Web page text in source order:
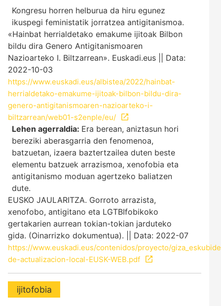
Kongresu horren helburua da hiru egunez
ikuspegi feministatik jorratzea antigitanismoa.
«Hainbat herrialdetako emakume ijitoak Bilbon
bildu dira Genero Antigitanismoaren
Nazioarteko I. Biltzarrean». Euskadi.eus || Data:
2022-10-03
https://www.euskadi.eus/albistea/2022/hainbat-
herrialdetako-emakume-ijitoak-bilbon-bildu-dira-
genero-antigitanismoaren-nazioarteko-i-
biltzarrean/web01-s2enple/eu/
Lehen agerraldia: Era berean, aniztasun hori
bereziki aberasgarria den fenomenoa,
batzuetan, izaera baztertzailea duten beste
elementu batzuek arrazismoa, xenofobia eta
antigitanismo moduan agertzeko baliatzen
dute.
EUSKO JAULARITZA. Gorroto arrazista,
xenofobo, antigitano eta LGTBIfobikoko
gertakarien aurrean tokian-tokian jarduteko
gida. (Oinarrizko dokumentua). || Data: 2022-07
https://www.euskadi.eus/contenidos/proyecto/
de-actualizacion-local-EUSK-WEB.pdf
ijitofobia